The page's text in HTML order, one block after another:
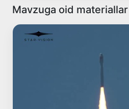
Mavzuga oid materiallar